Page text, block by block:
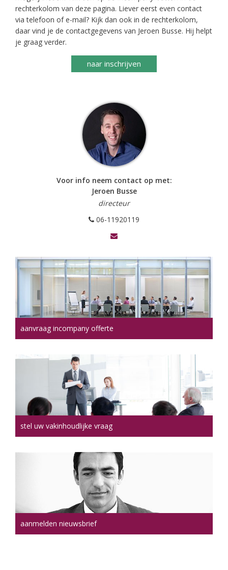
rechterkolom van deze pagina. Liever eerst even contact
via telefoon of e-mail? Kijk dan ook in de rechterkolom,
daar vind je de contactgegevens van Jeroen Busse. Hij helpt
je graag verder.
naar inschrijven
Voor info neem contact op met:
Jeroen Busse
directeur
06-11920119
aanvraag incompany offerte
stel uw vakinhoudlijke vraag
aanmelden nieuwsbrief